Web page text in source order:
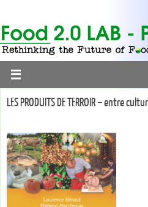
LES PRODUITS DE TERROIR – entre